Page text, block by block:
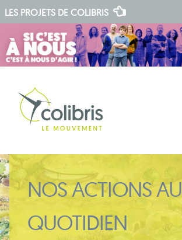
LES PROJETS DE COLIBRIS
NOS ACTIONS AU
QUOTIDIEN